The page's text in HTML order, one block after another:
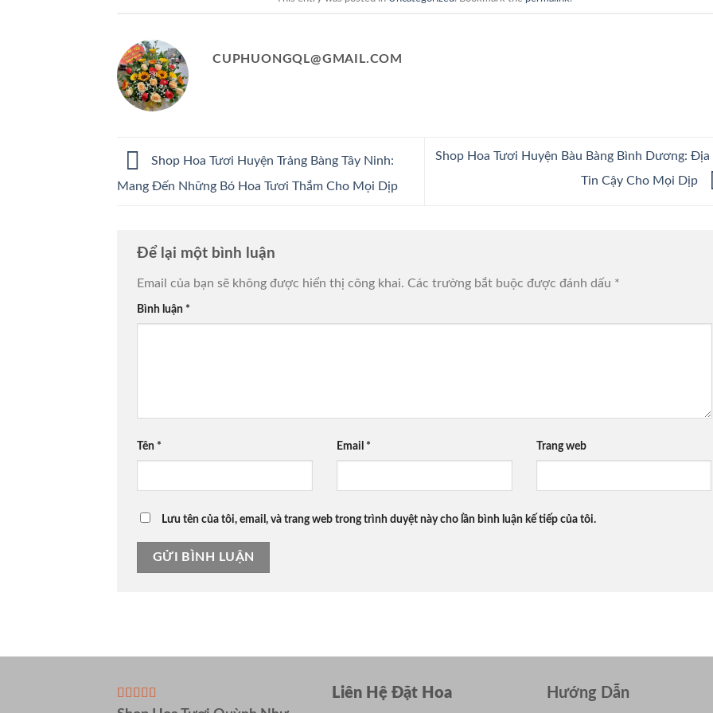
CUPHUONGQL@GMAIL.COM
Shop Hoa Tươi Huyện Trảng Bàng Tây Ninh:
Mang Đến Những Bó Hoa Tươi Thắm Cho Mọi Dịp
Shop Hoa Tươi Huyện Bàu Bàng Bình Dương: Địa
Tin Cậy Cho Mọi Dịp
Để lại một bình luận
Email của bạn sẽ không được hiển thị công khai. Các trường bắt buộc được đánh dấu *
Bình luận *
Tên * Email * Trang web
Lưu tên của tôi, email, và trang web trong trình duyệt này cho lần bình luận kế tiếp của tôi.
Liên Hệ Đặt Hoa Hướng Dẫn